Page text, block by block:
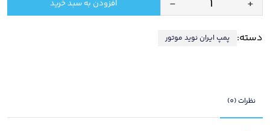
کلید
پمپ
بار
+
- افزودن به سبد خرید
دسته: پمپ ایران نوید موتور
نظرات (0)